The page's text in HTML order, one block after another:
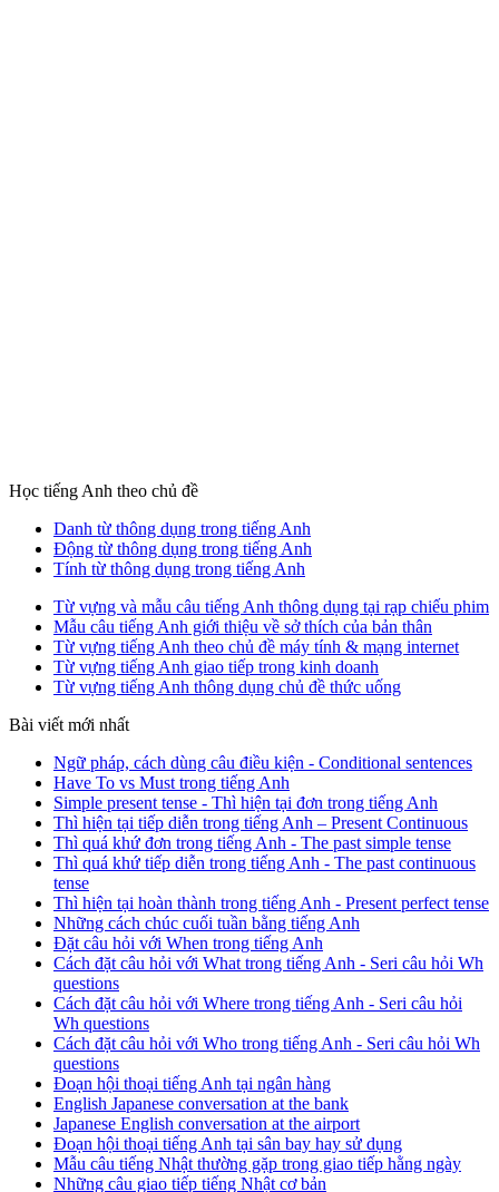
Học tiếng Anh theo chủ đề
Danh từ thông dụng trong tiếng Anh
Động từ thông dụng trong tiếng Anh
Tính từ thông dụng trong tiếng Anh
Từ vựng và mẫu câu tiếng Anh thông dụng tại rạp chiếu phim
Mẫu câu tiếng Anh giới thiệu về sở thích của bản thân
Từ vựng tiếng Anh theo chủ đề máy tính & mạng internet
Từ vựng tiếng Anh giao tiếp trong kinh doanh
Từ vựng tiếng Anh thông dụng chủ đề thức uống
Bài viết mới nhất
Ngữ pháp, cách dùng câu điều kiện - Conditional sentences
Have To vs Must trong tiếng Anh
Simple present tense - Thì hiện tại đơn trong tiếng Anh
Thì hiện tại tiếp diễn trong tiếng Anh – Present Continuous
Thì quá khứ đơn trong tiếng Anh - The past simple tense
Thì quá khứ tiếp diễn trong tiếng Anh - The past continuous
tense
Thì hiện tại hoàn thành trong tiếng Anh - Present perfect tense
Những cách chúc cuối tuần bằng tiếng Anh
Đặt câu hỏi với When trong tiếng Anh
Cách đặt câu hỏi với What trong tiếng Anh - Seri câu hỏi Wh
questions
Cách đặt câu hỏi với Where trong tiếng Anh - Seri câu hỏi
Wh questions
Cách đặt câu hỏi với Who trong tiếng Anh - Seri câu hỏi Wh
questions
Đoạn hội thoại tiếng Anh tại ngân hàng
English Japanese conversation at the bank
Japanese English conversation at the airport
Đoạn hội thoại tiếng Anh tại sân bay hay sử dụng
Mẫu câu tiếng Nhật thường gặp trong giao tiếp hằng ngày
Những câu giao tiếp tiếng Nhật cơ bản